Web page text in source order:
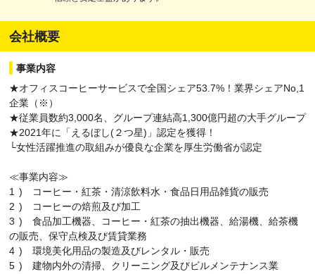
会社概要
事業内容
★オフィスコーヒーサービスで全国シェア53.7%！業界シェアNo,1
企業（※）
★従業員数約3,000名、グループ連結高1,300億円超の大手グループ
★2021年に「えるぼし(２つ星)」認定を獲得！
└女性活躍推進の取組みが優良な企業を厚生労働省が認定
≪事業内容≫
1 ) コーヒー・紅茶・清涼飲料水・食品日用品雑貨の販売
2 ) コーヒーの焙煎及び加工
3 ) 食品加工機器、コーヒー・紅茶の抽出機器、給湯機、給茶機
の販売、保守点検及び賃貸業務
4 ) 環境美化用品の製造及びレンタル・販売
5 ) 建物内外の清掃、クリーニング及びビルメンテナンス業